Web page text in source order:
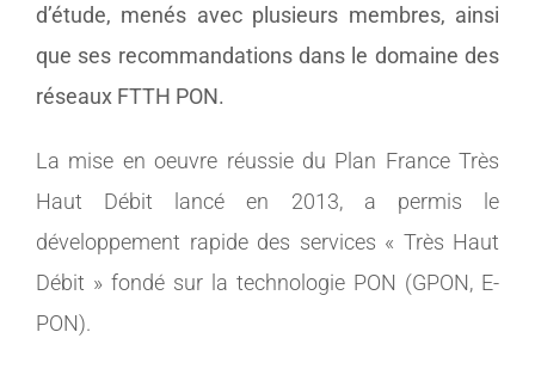
d’étude, menés avec plusieurs membres, ainsi
que ses recommandations dans le domaine des
réseaux FTTH PON.
La mise en oeuvre réussie du Plan France Très
Haut Débit lancé en 2013, a permis le
développement rapide des services « Très Haut
Débit » fondé sur la technologie PON (GPON, E-
PON).